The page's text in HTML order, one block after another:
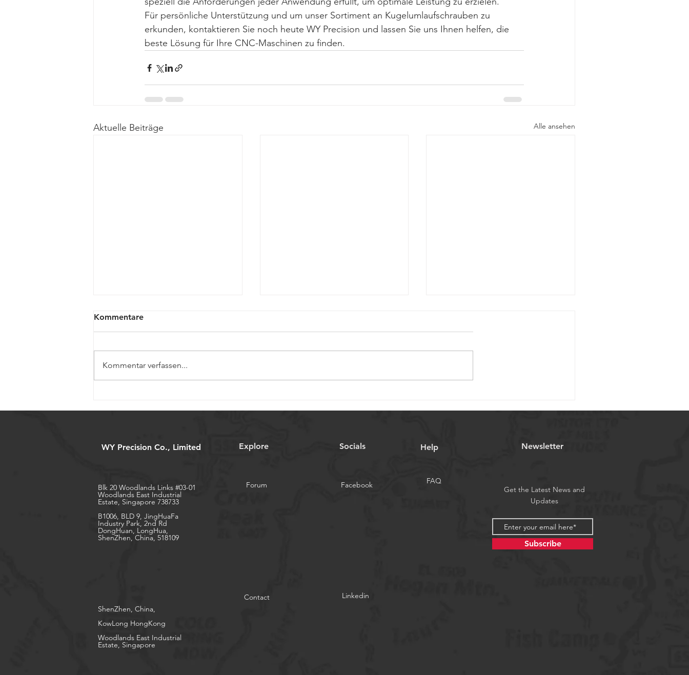
Für persönliche Unterstützung und um unser Sortiment an Kugelumlaufschrauben zu
erkunden, kontaktieren Sie noch heute WY Precision und lassen Sie uns Ihnen helfen, die
beste Lösung für Ihre CNC-Maschinen zu finden.
Aktuelle Beiträge Alle ansehen
Kugelgewinde für
Kugelgewinden für
Spindeln für medizinische
Kommentare
Kommentar verfassen...
WY Precision Co., Limited Explore Socials Help Newsletter
Blk 20 Woodlands Links #03-01
Woodlands East Industrial
Estate, Singapore 738733
B1006, BLD 9, JingHuaFa
Industry Park, 2nd Rd
DongHuan, LongHua,
ShenZhen, China, 518109
Forum Facebook
FAQ
Get the Latest News and
Updates
Subscribe
Contact
Linkedin
ShenZhen, China,
KowLong HongKong​
Woodlands East Industrial
Estate, Singapore